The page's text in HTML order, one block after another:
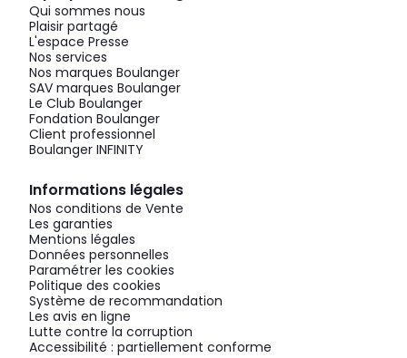
Qui sommes nous
Plaisir partagé
L'espace Presse
Nos services
Nos marques Boulanger
SAV marques Boulanger
Le Club Boulanger
Fondation Boulanger
Client professionnel
Boulanger INFINITY
Informations légales
Nos conditions de Vente
Les garanties
Mentions légales
Données personnelles
Paramétrer les cookies
Politique des cookies
Système de recommandation
Les avis en ligne
Lutte contre la corruption
Accessibilité : partiellement conforme